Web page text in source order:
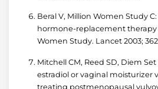
Beral V, Million Women Study
hormone-replacement therapy
Women Study. Lancet 2003;
Mitchell CM, Reed SD, Diem
estradiol or vaginal moisturizer
treating postmenopausal